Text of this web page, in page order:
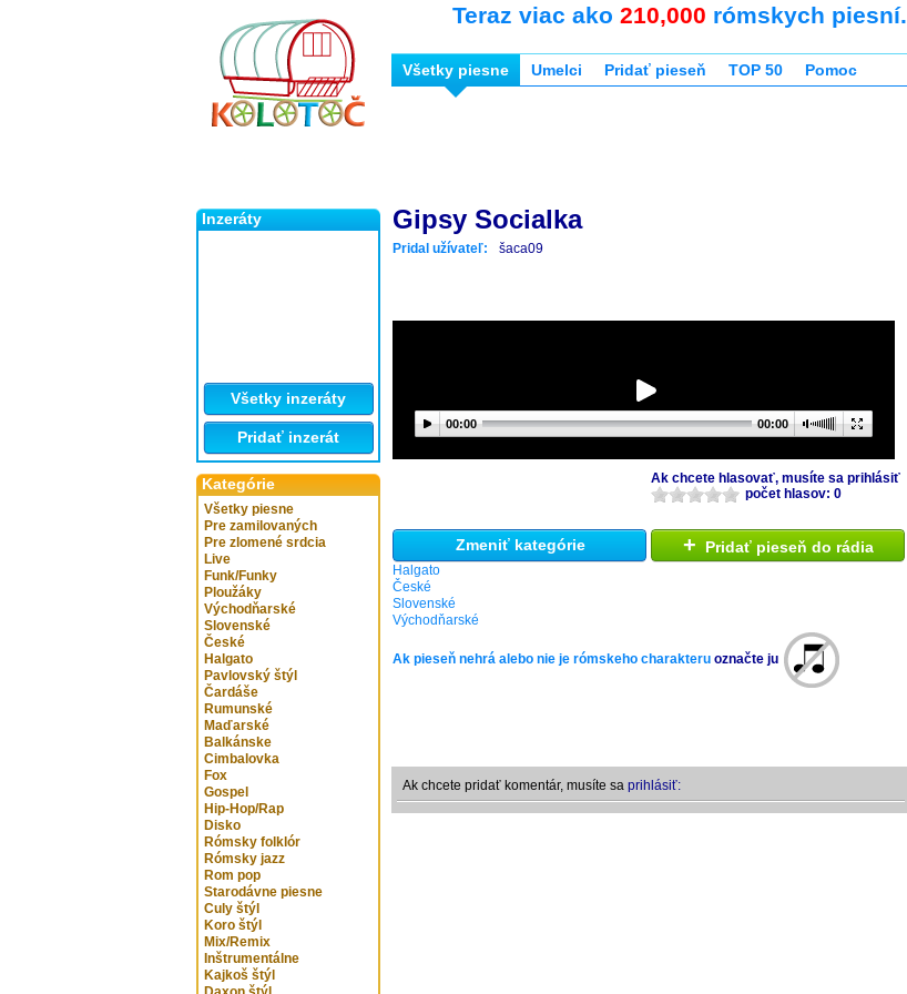
Inzeráty
Všetky inzeráty
Pridať inzerát
Kategórie
Všetky piesne
Pre zamilovaných
Pre zlomené srdcia
Live
Funk/Funky
Ploužáky
Východňarské
Slovenské
České
Halgato
Pavlovský štýl
Čardáše
Rumunské
Maďarské
Balkánske
Cimbalovka
Fox
Gospel
Hip-Hop/Rap
Disko
Rómsky folklór
Rómsky jazz
Rom pop
Starodávne piesne
Culy štýl
Koro štýl
Mix/Remix
Inštrumentálne
Kajkoš štýl
Teraz viac ako 210,000 rómskych piesní.
Všetky piesne Umelci Pridať pieseň TOP 50 Pomoc
Gipsy Socialka
Pridal užívateľ: šaca09
00:00 00:00
Ak chcete hlasovať, musíte sa prihlásiť
počet hlasov: 0
Zmeniť kategórie
Halgato
České
Slovenské
Východňarské
+ Pridať pieseň do rádia
Ak pieseň nehrá alebo nie je rómskeho charakteru označte ju
Ak chcete pridať komentár, musíte sa prihlásiť: